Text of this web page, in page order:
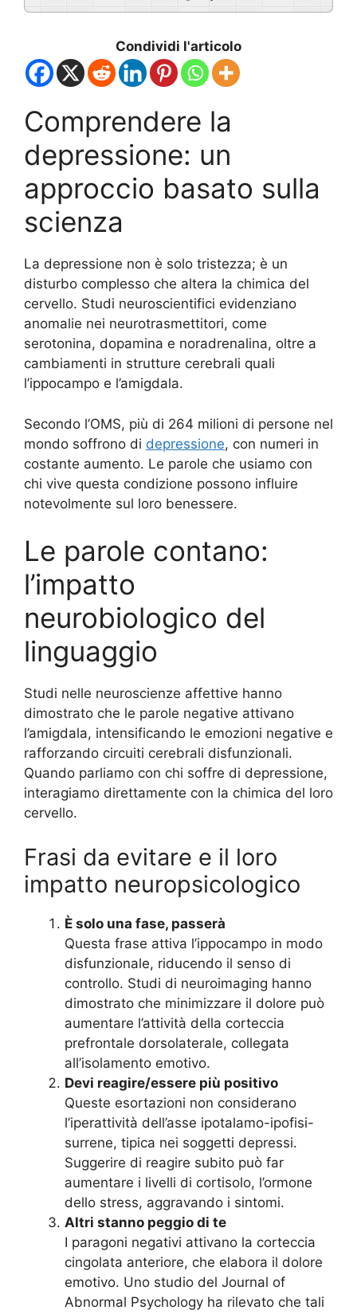
Condividi l'articolo
Comprendere la
depressione: un
approccio basato sulla
scienza
La depressione non è solo tristezza; è un
disturbo complesso che altera la chimica del
cervello. Studi neuroscientifici evidenziano
anomalie nei neurotrasmettitori, come
serotonina, dopamina e noradrenalina, oltre a
cambiamenti in strutture cerebrali quali
l’ippocampo e l’amigdala.
Secondo l’OMS, più di 264 milioni di persone nel
mondo soffrono di depressione, con numeri in
costante aumento. Le parole che usiamo con
chi vive questa condizione possono influire
notevolmente sul loro benessere.
Le parole contano:
l’impatto
neurobiologico del
linguaggio
Studi nelle neuroscienze affettive hanno
dimostrato che le parole negative attivano
l’amigdala, intensificando le emozioni negative e
rafforzando circuiti cerebrali disfunzionali.
Quando parliamo con chi soffre di depressione,
interagiamo direttamente con la chimica del loro
cervello.
Frasi da evitare e il loro
impatto neuropsicologico
È solo una fase, passerà
Questa frase attiva l’ippocampo in modo
disfunzionale, riducendo il senso di
controllo. Studi di neuroimaging hanno
dimostrato che minimizzare il dolore può
aumentare l’attività della corteccia
prefrontale dorsolaterale, collegata
all’isolamento emotivo.
Devi reagire/essere più positivo
Queste esortazioni non considerano
l’iperattività dell’asse ipotalamo-ipofisi-
surrene, tipica nei soggetti depressi.
Suggerire di reagire subito può far
aumentare i livelli di cortisolo, l’ormone
dello stress, aggravando i sintomi.
Altri stanno peggio di te
I paragoni negativi attivano la corteccia
cingolata anteriore, che elabora il dolore
emotivo. Uno studio del Journal of
Abnormal Psychology ha rilevato che tali